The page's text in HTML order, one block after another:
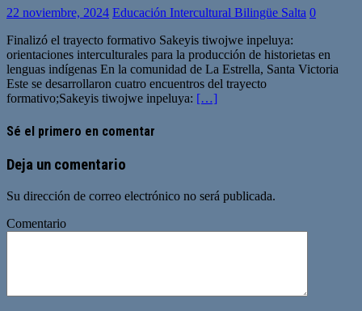
22 noviembre, 2024 Educación Intercultural Bilingüe Salta 0
Finalizó el trayecto formativo Sakeyis tiwojwe inpeluya:
orientaciones interculturales para la producción de historietas en
lenguas indígenas En la comunidad de La Estrella, Santa Victoria
Este se desarrollaron cuatro encuentros del trayecto
formativo;Sakeyis tiwojwe inpeluya: […]
Sé el primero en comentar
Deja un comentario
Su dirección de correo electrónico no será publicada.
Comentario